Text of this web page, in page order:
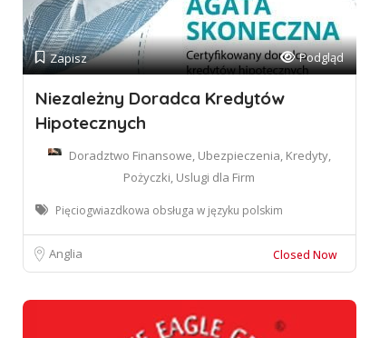
Zapisz Podgląd
Niezależny Doradca Kredytów
Hipotecznych
Doradztwo Finansowe, Ubezpieczenia, Kredyty,
Pożyczki, Uslugi dla Firm
Pięciogwiazdkowa obsługa w języku polskim
Anglia Closed Now